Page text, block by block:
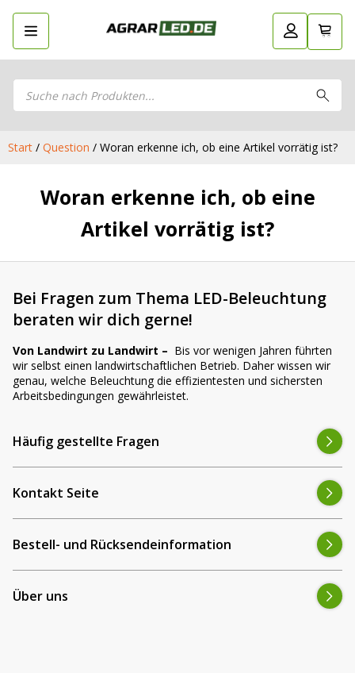
Products
search
LED Planer
Stelle dein eigenes LED-Paket zusammen
LED Rückleuchten
LED Blitzer und Rundumleuchten
LED Begrenzungsleuchten
Positionsleuchten: Sicherheit in allen
Bereichen
LED Bar & Offroad Zusatzscheinwerfer
LED Hallenstrahler & LED Röhren
LED Düsenbeleuchtung
Vorteilsverpackungen
LED Beleuchtungssets
Sonstiges
FAQs – Häufig gestellte Fragen
Über uns
Agrarled Blog
Kontakt
+49 (0) 3222 1851714
Zurück
LED
Stelle dein eigenes LED-Paket
LED Arbeitsscheinwerfer
LED Hauptscheinwerfer
LED Blitzer und Rundumleuchten
LED Begrenzungsleuchten
Positionsleuchten: Sicherheit in allen
LED Bar & Offroad Zusatzscheinwerfer
LED Hallenstrahler & LED Röhren
LED Düsenbeleuchtung
Vorteilsverpackungen
LED Beleuchtungssets
Sonstiges
Start / Question / Woran erkenne ich, ob eine Artikel vorrätig ist?
Woran erkenne ich, ob eine
Artikel vorrätig ist?
Bei Fragen zum Thema LED-Beleuchtung
beraten wir dich gerne!
Von Landwirt zu Landwirt – Bis vor wenigen Jahren führten
wir selbst einen landwirtschaftlichen Betrieb. Daher wissen wir
genau, welche Beleuchtung die effizientesten und sichersten
Arbeitsbedingungen gewährleistet.
Häufig gestellte Fragen
Kontakt Seite
Bestell- und Rücksendeinformation
Über uns